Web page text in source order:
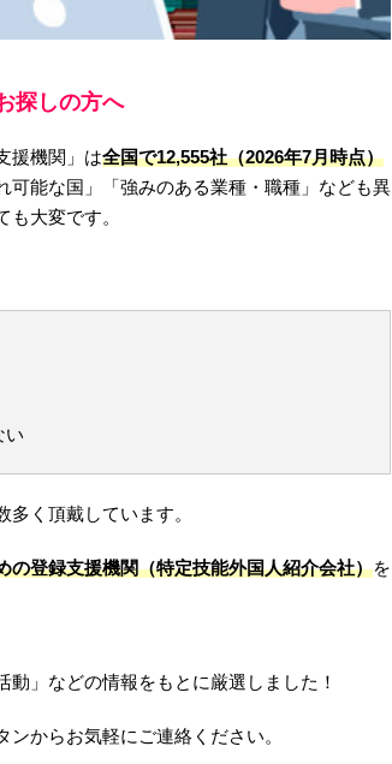
探しの方へ
援機関」は全国で12,555社（2026年7月時点）
可能な国」「強みのある業種・職種」なども異
大変です。
い
く頂戴しています。
の登録支援機関（特定技能外国人紹介会社）を
動」などの情報をもとに厳選しました！
からお気軽にご連絡ください。